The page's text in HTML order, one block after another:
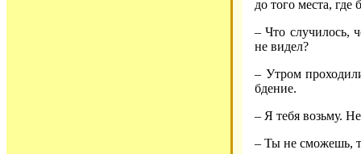
до того места,
– Что случилось,
не видел?
– Утром
бдение.
– Я тебя возьму.
– Ты не сможешь,